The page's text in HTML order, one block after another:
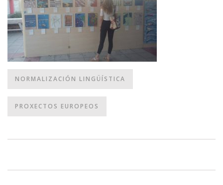
NORMALIZACIÓN LINGÜÍSTICA
PROXECTOS EUROPEOS